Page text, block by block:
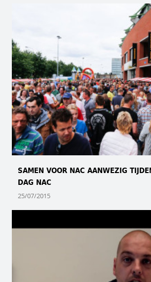
SAMEN VOOR NAC AANWEZIG
DAG NAC
25/07/2015